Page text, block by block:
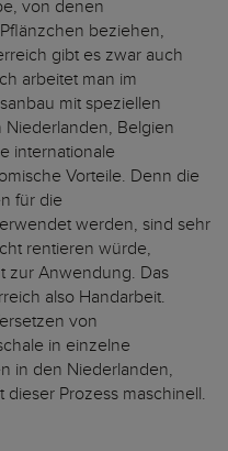
von denen
beziehen,
gibt es zwar auch
arbeitet man im
mit speziellen
Belgien
internationale
Vorteile. Denn die
für die
werden, sind sehr
rentieren würde,
zur Anwendung. Das
also Handarbeit.
von
in einzelne
in den Niederlanden,
Prozess maschinell.